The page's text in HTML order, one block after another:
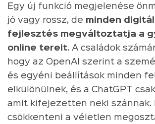
Egy új funkció megjelenése
jó vagy rossz, de minden
fejlesztés megváltoztatja a
online tereit. A családok
hogy az OpenAI szerint a
és egyéni beállítások minden
elkülönülnek, és a ChatGPT
amit kifejezetten neki szánnak.
csökkenteni a véletlen